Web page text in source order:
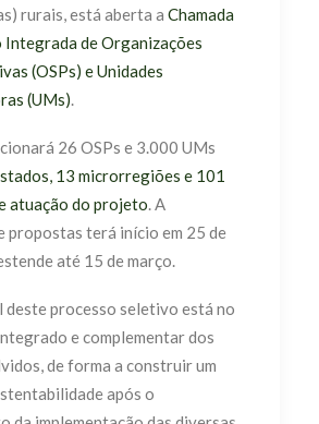
rurais, está aberta a Chamada
Integrada de Organizações
(OSPs) e Unidades
(UMs).
26 OSPs e 3.000 UMs
13 microrregiões e 101
atuação do projeto. A
propostas terá início em 25 de
até 15 de março.
deste processo seletivo está no
e complementar dos
de forma a construir um
após o